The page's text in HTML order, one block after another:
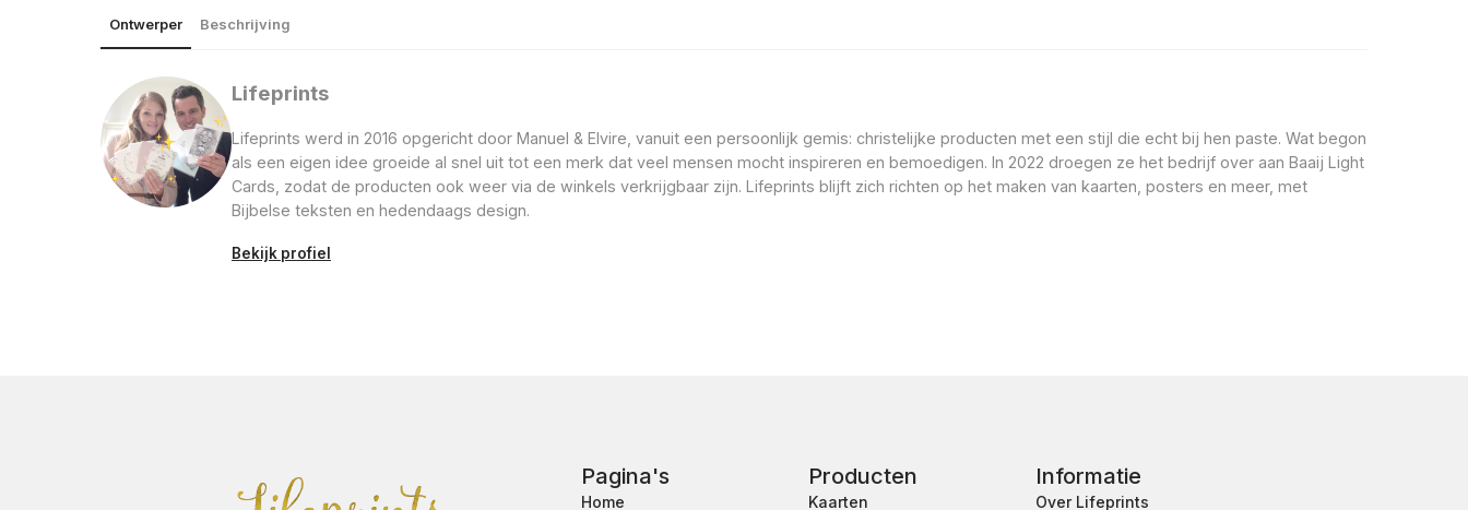
Ontwerper Beschrijving
Lifeprints
Lifeprints werd in 2016 opgericht door Manuel & Elvire, vanuit een persoonlijk gemis: christelijke producten met een stijl die echt bij hen paste. Wat begon
als een eigen idee groeide al snel uit tot een merk dat veel mensen mocht inspireren en bemoedigen. In 2022 droegen ze het bedrijf over aan Baaij Light
Cards, zodat de producten ook weer via de winkels verkrijgbaar zijn. Lifeprints blijft zich richten op het maken van kaarten, posters en meer, met
Bijbelse teksten en hedendaags design.
Bekijk profiel
Pagina's
Home
Producten
Kaarten
Informatie
Over Lifeprints